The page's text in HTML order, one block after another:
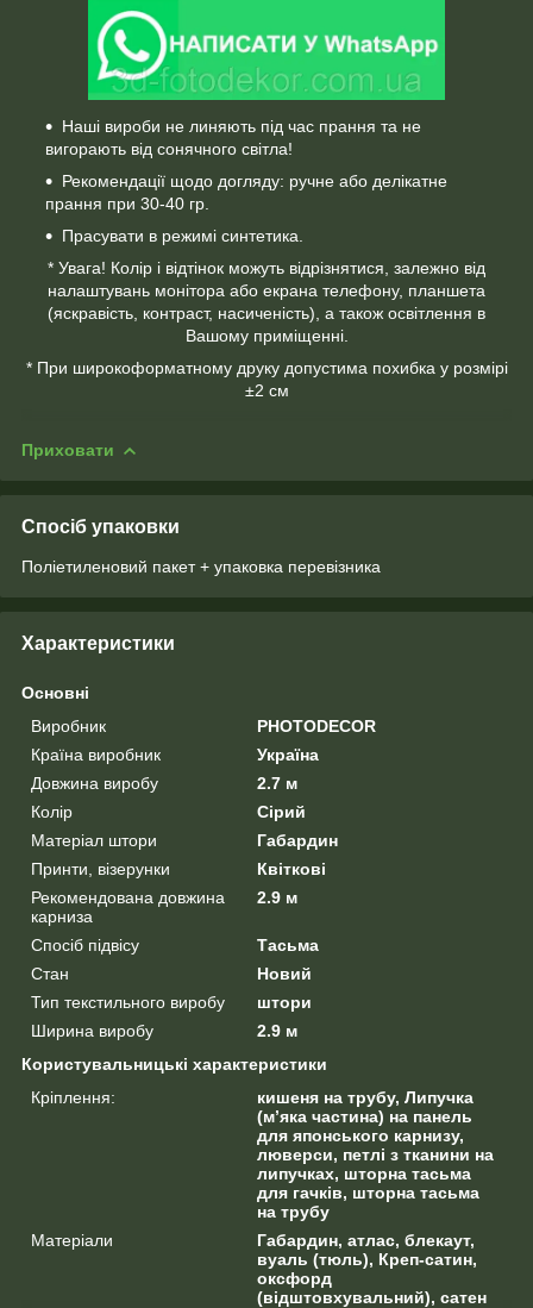
Наші вироби не линяють під час прання та не
вигорають від сонячного світла!
Рекомендації щодо догляду: ручне або делікатне
прання при 30-40 гр.
Прасувати в режимі синтетика.
* Увага! Колір і відтінок можуть відрізнятися, залежно від
налаштувань монітора або екрана телефону, планшета
(яскравість, контраст, насиченість), а також освітлення в
Вашому приміщенні.
* При широкоформатному друку допустима похибка у розмірі
±2 см
Приховати
Спосіб упаковки
Поліетиленовий пакет + упаковка перевізника
Характеристики
Основні
Виробник
PHOTODECOR
Країна виробник
Україна
Довжина виробу
2.7 м
Колір
Сірий
Матеріал штори
Габардин
Принти, візерунки
Квіткові
Рекомендована довжина
карниза
2.9 м
Спосіб підвісу
Тасьма
Стан
Новий
Тип текстильного виробу
штори
Ширина виробу
2.9 м
Користувальницькі характеристики
Кріплення:
кишеня на трубу, Липучка
(м’яка частина) на панель
для японського карнизу,
люверси, петлі з тканини на
липучках, шторна тасьма
для гачків, шторна тасьма
на трубу
Матеріали
Габардин, атлас, блекаут,
вуаль (тюль), Креп-сатин,
оксфорд
(відштовхувальний), сатен